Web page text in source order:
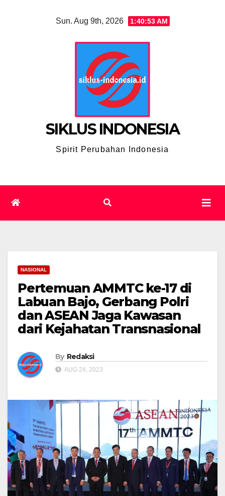
Sun. Aug 9th, 2026 1:40:54 AM
SIKLUS INDONESIA
Spirit Perubahan Indonesia
NASIONAL
Pertemuan AMMTC ke-17 di
Labuan Bajo, Gerbang Polri
dan ASEAN Jaga Kawasan
dari Kejahatan Transnasional
By Redaksi
AUG 24, 2023